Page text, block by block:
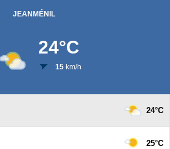
JEANMÉNIL
24°C
15km/h
24°C
25°C